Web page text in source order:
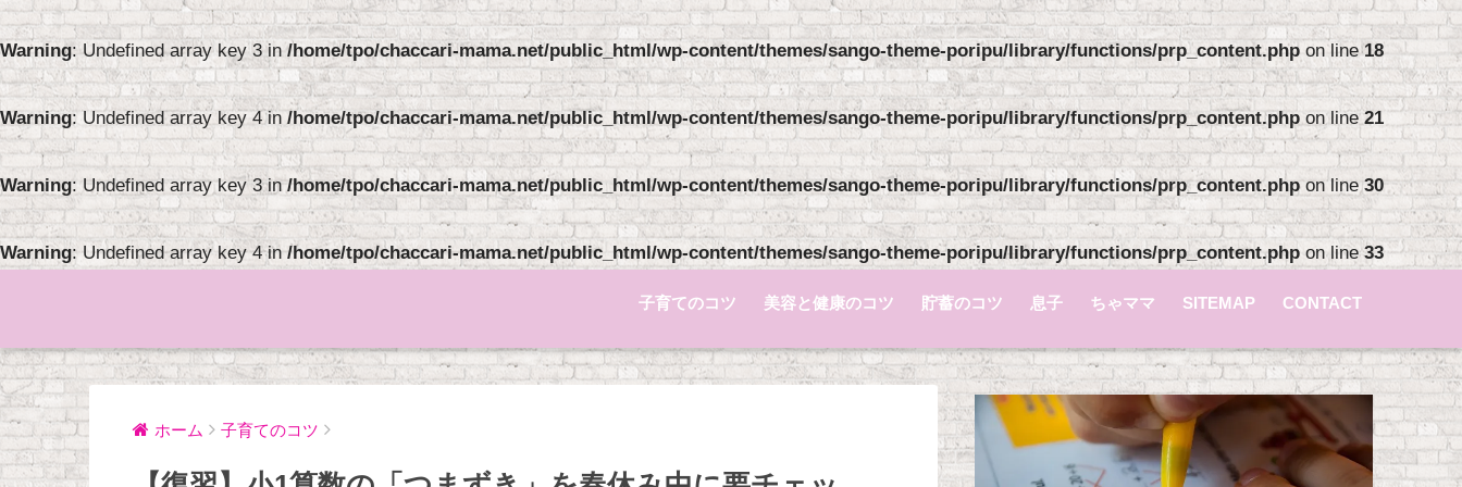
Warning: Undefined array key 3 in/home/tpo/chaccari-mama.net/public_html/wp-content/themes/sango-theme-poripu/library/functions/prp_content.php on line18
Warning: Undefined array key 4 in/home/tpo/chaccari-mama.net/public_html/wp-content/themes/sango-theme-poripu/library/functions/prp_content.phpon line21
Warning: Undefined array key 3 in/home/tpo/chaccari-mama.net/public_html/wp-content/themes/sango-theme-poripu/library/functions/prp_content.phpon line30
Warning: Undefined array key 4 in/home/tpo/chaccari-mama.net/public_html/wp-content/themes/sango-theme-poripu/library/functions/prp_content.php on line33
子育てのコツ 美容と健康のコツ 貯蓄のコツ 息子 ちゃママ SITEMAP CONTACT
ホーム 子育てのコツ